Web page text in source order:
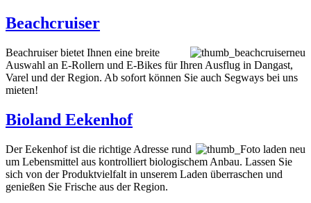
Beachcruiser
Beachruiser bietet Ihnen eine breite
Auswahl an E-Rollern und E-Bikes für Ihren Ausflug in Dangast,
Varel und der Region. Ab sofort können Sie auch Segways bei uns
mieten!
Bioland Eekenhof
Der Eekenhof ist die richtige Adresse rund
um Lebensmittel aus kontrolliert biologischem Anbau. Lassen Sie
sich von der Produktvielfalt in unserem Laden überraschen und
genießen Sie Frische aus der Region.